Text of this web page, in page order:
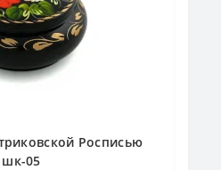
Росписью
шк-05